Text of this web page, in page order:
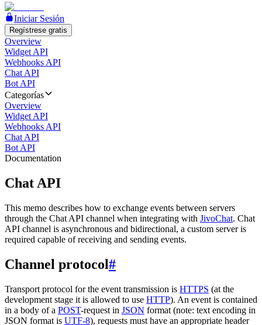
Iniciar Sesión
Regístrese gratis
Overview
Widget API
Webhooks API
Chat API
Bot API
Categorías
Overview
Widget API
Webhooks API
Chat API
Bot API
Documentation
Chat API
This memo describes how to exchange events between servers
through the Chat API channel when integrating with JivoChat. Chat
API channel is asynchronous and bidirectional, a custom server is
required capable of receiving and sending events.
Channel protocol#
Transport protocol for the event transmission is HTTPS (at the
development stage it is allowed to use HTTP). An event is contained
in a body of a POST-request in JSON format (note: text encoding in
JSON format is UTF-8), requests must have an appropriate header